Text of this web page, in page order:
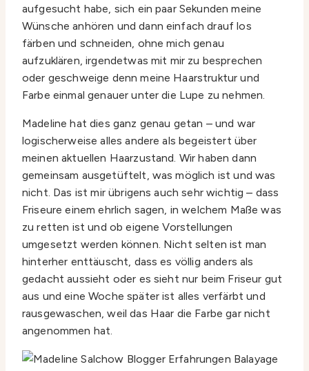
aufgesucht habe, sich ein paar Sekunden meine
Wünsche anhören und dann einfach drauf los
färben und schneiden, ohne mich genau
aufzuklären, irgendetwas mit mir zu besprechen
oder geschweige denn meine Haarstruktur und
Farbe einmal genauer unter die Lupe zu nehmen.
Madeline hat dies ganz genau getan – und war
logischerweise alles andere als begeistert über
meinen aktuellen Haarzustand. Wir haben dann
gemeinsam ausgetüftelt, was möglich ist und was
nicht. Das ist mir übrigens auch sehr wichtig – dass
Friseure einem ehrlich sagen, in welchem Maße was
zu retten ist und ob eigene Vorstellungen
umgesetzt werden können. Nicht selten ist man
hinterher enttäuscht, dass es völlig anders als
gedacht aussieht oder es sieht nur beim Friseur gut
aus und eine Woche später ist alles verfärbt und
rausgewaschen, weil das Haar die Farbe gar nicht
angenommen hat.